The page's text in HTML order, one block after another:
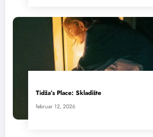
Tidža’s Place: Skladište
februar 12, 2026